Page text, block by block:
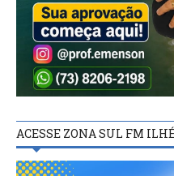
ACESSE ZONA SUL FM